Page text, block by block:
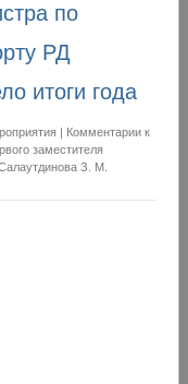
по
РД
итоги года
| Комментарии к
заместителя
З. М.